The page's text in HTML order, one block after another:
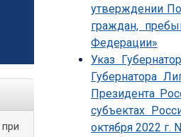
утверждении
граждан,
Федерации»
Указ
Губернатора
Президента
субъектах
октября 2022 г.